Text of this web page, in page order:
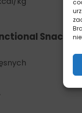
Snack